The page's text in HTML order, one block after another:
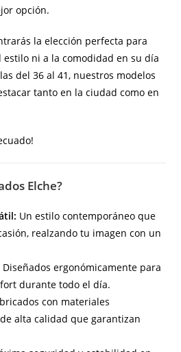
opción.
la elección perfecta para
ni a la comodidad en su día
del 36 al 41, nuestros modelos
tanto en la ciudad como en
Elche?
Un estilo contemporáneo que
realzando tu imagen con un
Diseñados ergonómicamente para
durante todo el día.
con materiales
alta calidad que garantizan